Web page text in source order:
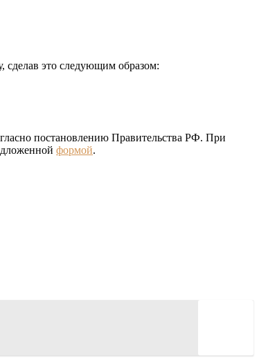
сделав это следующим образом:
постановлению Правительства РФ. При
формой.